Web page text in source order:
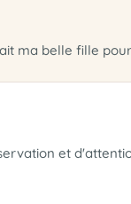
ma belle fille
et